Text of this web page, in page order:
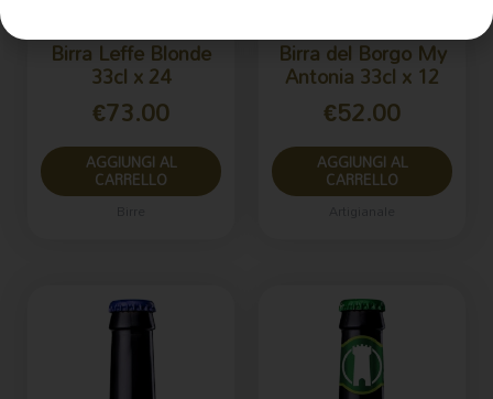
Birra Leffe Blonde
33cl x 24
€73.00
AGGIUNGI AL
CARRELLO
Birra del Borgo My
Antonia 33cl x 12
€52.00
AGGIUNGI AL
CARRELLO